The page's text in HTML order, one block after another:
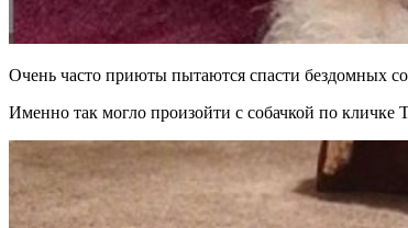
Очень часто приюты пытаются спасти бездомных
Именно так могло произойти с собачкой по